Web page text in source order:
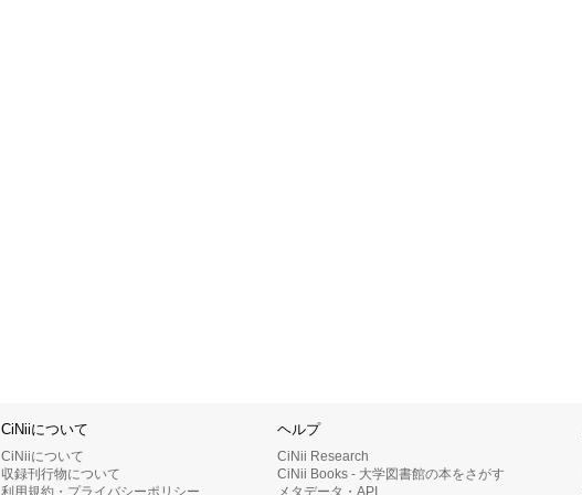
CiNiiについて
CiNiiについて
収録刊行物について
利用規約・プライバシーポリシー
ヘルプ
CiNii Research
CiNii Books - 大学図書館の本をさがす
メタデータ・API